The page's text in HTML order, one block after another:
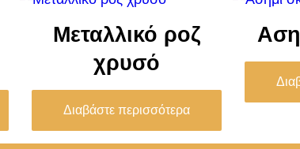
Μεταλλικό ροζ
χρυσό
Διαβάστε περισσότερα